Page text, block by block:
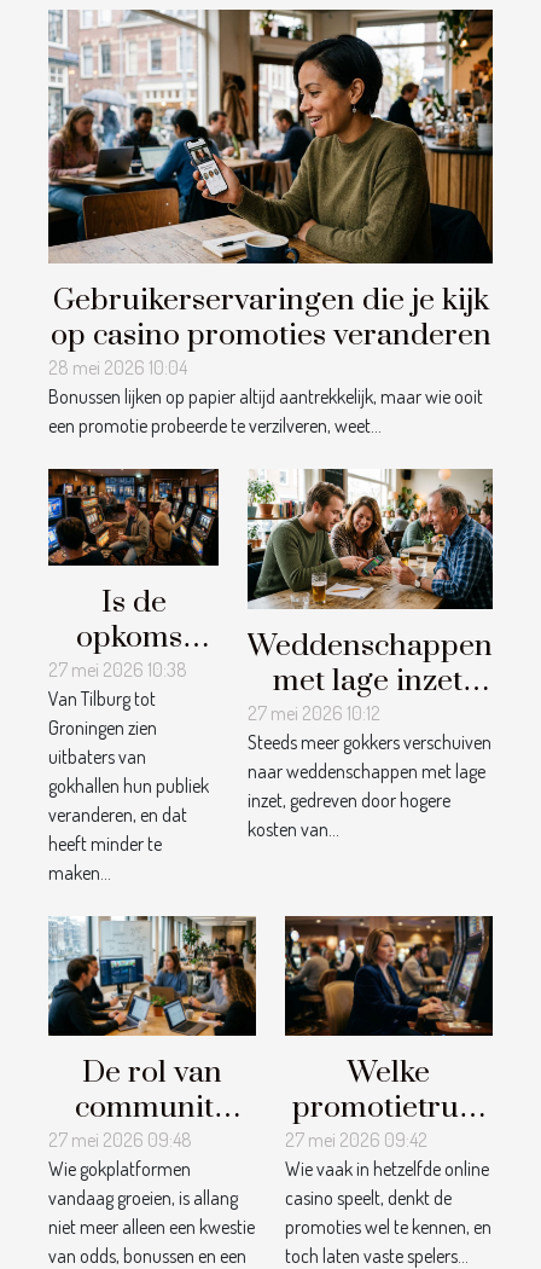
Gebruikerservaringen die je kijk
op casino promoties veranderen
28 mei 2026 10:04
Bonussen lijken op papier altijd aantrekkelijk, maar wie ooit
een promotie probeerde te verzilveren, weet...
Is de
opkomst
van live
casino’s een
bedreiging
voor
traditionele
gokhallen?
27 mei 2026 10:38
Van Tilburg tot
Groningen zien
uitbaters van
gokhallen hun publiek
veranderen, en dat
heeft minder te
maken...
Weddenschappen
met lage inzet:
zinloze gok of
slimme keuze?
27 mei 2026 10:12
Steeds meer gokkers verschuiven
naar weddenschappen met lage
inzet, gedreven door hogere
kosten van...
De rol van
community
management
in het succes
van
gokplatformen
27 mei 2026 09:48
Wie gokplatformen
vandaag groeien, is allang
niet meer alleen een kwestie
van odds, bonussen en een
Welke
promotietrucs
mis je als
trouwe
casinospeler?
27 mei 2026 09:42
Wie vaak in hetzelfde online
casino speelt, denkt de
promoties wel te kennen, en
toch laten vaste spelers...